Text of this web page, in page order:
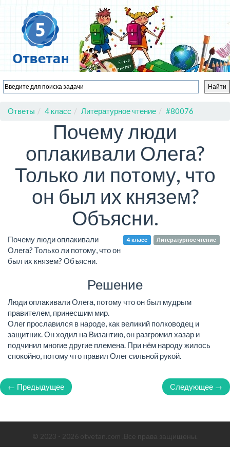
Ответы 4 класс Литературное чтение #80076
Почему люди
оплакивали Олега?
Только ли потому, что
он был их князем?
Объясни.
4 класс Литературное чтение
Почему люди оплакивали
Олега? Только ли потому, что он
был их князем? Объясни.
Решение
Люди оплакивали Олега, потому что он был мудрым
правителем, принесшим мир.
Олег прославился в народе, как великий полководец и
защитник. Он ходил на Византию, он разгромил хазар и
подчинил многие другие племена. При нём народу жилось
спокойно, потому что правил Олег сильной рукой.
← Предыдущее Следующее →
© 2023 - 2026 otvetan.com .Все права защищены.